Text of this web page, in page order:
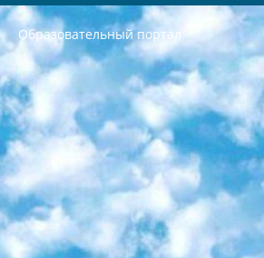
Образовательный портал
РЕСПУБЛИКА УЗБЕКИСТАН МИНИСТРЕРСТВО ДОШКОЛЬНОГО И ШКОЛЬНОГО ОБРАЗОВАНИЯ КОМАНДА в общеобразовательных учреждениях в 2023-2024 учебном году организация и проведение итоговой государственной аттестации обучающихся о Министра дошкольного и школьного образования Республики Узбекистан от 4 марта 2008 года (постановлением Минюста от 20 марта 2008 года № 1778 государственной регистрации) «Итоговое состояние учащихся общего среднего образования на основании положения об утверждении положения об аттестации общего среднего образования выпускной экзамен студентов в образовательных учреждениях в 2023-2024 учебном году В целях организации и прохождения аттестации приказываю: 1. Следующее: перечень предметов, по которым будет проводиться итоговая государственная аттестация и экзамен формы перевода согласно приложению 1; сертификаты международного образца, оценивающие уровень владения иностранными языками перечень согласно приложению 2; 2. Педагогический при специализированных образовательных учреждениях. научно-практический центр квалификации и международной оценки (Д.Давидова) 2024 г. До 25 марта: задания по предметам, по которым будет проводиться итоговая аттестация разработка и утверждение технических условий; итоговая аттестация на основании разработанного предметного задания разработка вопросов по предметам (устно и письменно), экзамен передача; общеобразовательные средние школы и специальные учебные заведения учащиеся выпускных классов школ и интернатов в агентской системе подготовка базы данных экзаменационных материалов и критериев оценки; перевод базы экзаменационных материалов на все языки обучения подать в Республиканский образовательный центр для изготовления; варианты экзаменов на основе разработанных контрольных материалов пусть будут поставлены задачи формирования. 3. Республиканский образовательный центр (Ш.Худайкулов) до 5 апреля 2024 года. до: база данных предоставленных экзаменационных материалов на все языки обучения перевод и экспертиза; для слепых, слабовидящих, глухих, слабослышащих и умственно отсталых детей учащиеся выпускных классов специализированных школ и школ-интернатов база данных экзаменационных материалов на всех преподаваемых языках подготовка критериев оценки; специализированные школы для умственно отсталых детей и технологии для учащихся выпускных классов школ-интернатов разработка соответствующих рекомендаций и критериев проведения ЕГЭ по естествознанию давать задания. 4. Педагогический при специализированных образовательных учреждениях. Научно-практический центр навыков и международной оценки (Д.Давидова), Республика образовательный центр (Худайкулов Ш.) итоговый государственный аттестационный экзамен ориентирован на творческое и логическое мышление при подготовке базы материалов учитывать введение заданий. 5. Следует отметить, что: сертификат государственного образца о знании общеобразовательного предмета и как минимум национальный уровень B1 по предметам на иностранных языках, указанным в Приложении 2. или международно признанный сертификат эквивалентного уровня студенты, изучающие определенный предмет, освобождаются от экзамена; по соответствующим предметам запланирована итоговая государственная аттестация за день до дня, путем жеребьевки Рабочей группой (в письменной форме по предметам, проводимым в форме) из числа сформированных вариантов выбрано 2 варианта; 2 выбранных варианта экзамена анонсированы на официальном сайте министерства и все выпускники по всей стране на основе этих вариантов проводит итоговую государственную аттестацию. 6. Государственное образование учащихся средних общеобразовательных учреждений. знания в соответствии с квалификационными требованиями, которые необходимо приобрести на основании стандартов итоговый (выпускной) контроль для 9 и 11 классов в целях тестирования Экзамены (далее – экзамены) состоят из предметов, перечисленных в приложении 1. будет сделано. 7. Экзамены пройдут с 26 мая по 15 июня 2024 г. (кроме науки физического воспитания). 8. Физическая для учащихся 9 классов общесредних образовательных учреждений. Экзамены по предмету «Образование, квалификация медицина» 1-6 мая 2024 года. сотрудники перевести под присмотр (с отклонениями в физическом или умственном развитии) специализированная школа для детей, школы-интернаты и со сколиозом школы-интернаты санаторного типа для больных детей исключены). 9. Он был слепым, слабовидящим и имел нарушения опорно-двигательного аппарата. экзамены в специализированных школах и интернатах для детей должны проводиться исходя из требований, предъявляемых к общеобразовательным учреждениям (физкультура кроме науки). 10. Специализированная школа для глухих и слабослышащих детей. и экзамены в интернатах и быть реализован в виде письменного теста по математике. 11. Специальность для умственно отсталых детей. Для 9 класса Родной язык и литературное письмо Государственный язык (язык обучения – узбекский). для неклассов) написано Математическое письмо Письменная/устная история Узбекистана Физическое воспитание практично Итоговый контроль Для 11 класса Написание родного языка и литературы (эссе) Математическое письмо Узбекский язык (обучение на узбекском языке) не посещающее общее среднее образование для учреждений)/Образовательное учреждение выбор письменный и устный Иностранный язык письменный/устный Письменная/устная история Узбекистана *По выбору студента:  Химия  Физика  Основы государственного права  География 10 бесплатных образовательных ресурсов - Мы составили подборку онлайн-проектов с интерактивными упражнениями, видеолекциями и статьями. Они помогут вам обрести новые и освежить старые знания бесплатно. 1. «ИНТУИТ» Старейшая образовательная площадка Рунета. Здесь вы найдёте сотни текстовых и видеокурсов на десятки различных тем — от программирования до психологии. Многие курсы подготовлены российскими университетами и крупными международными компаниями вроде Intel и Microsoft. Самостоятельное обучение бесплатное, но желающие могут оплатить услуги персональных наставников. 2. «Смартия» знакомит с актуальными профессиями и подсказывает, как им обучаться. Выбрав заинтересовавшую вас специальность — SMM-специалист, фотограф, веб-дизайнер или другую, — увидите список необходимых для неё умений. Чтобы вы могли освоить их самостоятельно, для каждого умения площадка отображает подборку ссылок на учебные материалы. Хотя «Смартия» ориентируется на русскоязычную аудиторию, часть контента всё же доступна только на английском. 3. «Лекторий Физтеха» Проект Московского физико-технического института (Физтеха). С его помощью вы можете смотреть онлайн серии лекций, записанные на видео в этом вузе. В числе доступных предметов — физика, биология, химия, информационные технологии и другие. К некоторым лекциям администрация ресурса прилагает готовые конспекты, которые можно скачивать в PDF-формате. 4. ITMOcourses Онлайн-площадка Санкт-Петербургского национального исследовательского университета информационных технологий, механики и оптики (ИТМО). Ресурс предоставляет свободный доступ к курсам, разработанным в этом вузе. Каталог материалов разбит на четыре категории: «Оптические системы и технологии», «Приборостроение и робототехника», «Информационные технологии» и «Биотехнологии». Курсы состоят из видеолекций, интерактивных демонстраций и заданий. 5. «КиберЛенинка» Электронная научная библиотека открытого доступа. Каталог площадки регулярно обрастает текстами статей из различных научных изданий. Сгруппированные по журналам и рубрикам публикации можно читать онлайн или скачивать целиком в PDF-формате. Проект нацелен на популяризацию науки за счёт открытого доступа к качественной информации. 6. «ПостНаука» На этом ресурсе публикуют подборки видеолекций, составленные экспертами из разных отраслей и объединённые общими темами. Среди них, к примеру, есть серии «Биоинформатика и геномика», «Культура средневековой Скандинавии» и Cinema Studies о теории кино. Каждая подборка лекций — логически связанная история, рассказанная экспертом от первого лица. Кроме того, на сайте появляются научно-образовательные статьи и тесты